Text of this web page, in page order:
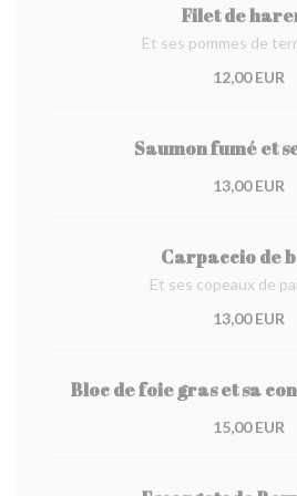
Filet de
Et ses pommes de
12,00 EUR
Saumon fumé et
13,00 EUR
Carpaccio de
Et ses copeaux de
13,00 EUR
Bloc de foie gras et sa
15,00 EUR